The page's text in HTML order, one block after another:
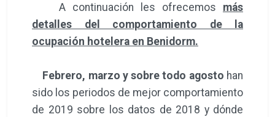
A continuación les ofrecemos más
detalles del comportamiento de la
ocupación hotelera en Benidorm.
Febrero, marzo y sobre todo agosto han
sido los periodos de mejor comportamiento
de 2019 sobre los datos de 2018 y dónde